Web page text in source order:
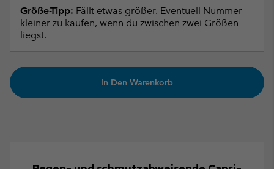
Größe-Tipp: Fällt etwas größer. Eventuell Nummer
kleiner zu kaufen, wenn du zwischen zwei Größen
liegst.
In Den Warenkorb